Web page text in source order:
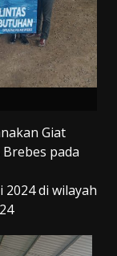
Giat
pada
2024 di wilayah